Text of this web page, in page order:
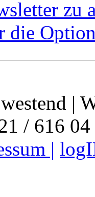
zu
die
|
/ 616
|